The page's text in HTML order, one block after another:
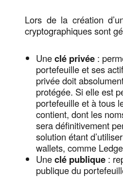
Lors de la création
cryptographiques sont
Uneclé privée :
portefeuille et ses
privée doit
protégée. Si elle est
portefeuille et à tous
contient, dont les
sera définitivement
solution étant
wallets, comme
Uneclé publique :
publique du